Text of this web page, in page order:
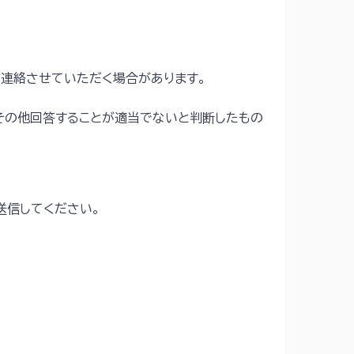
絡させていただく場合があります。
の他回答することが適当でないと判断したもの
信してください。